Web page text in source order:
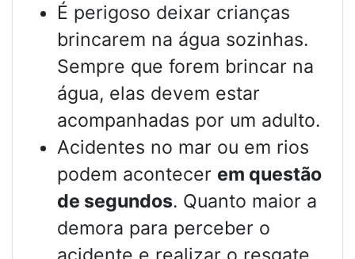
É perigoso deixar crianças
brincarem na água sozinhas.
Sempre que forem brincar na
água, elas devem estar
acompanhadas por um adulto.
Acidentes no mar ou em rios
podem acontecer em questão
de segundos. Quanto maior a
demora para perceber o